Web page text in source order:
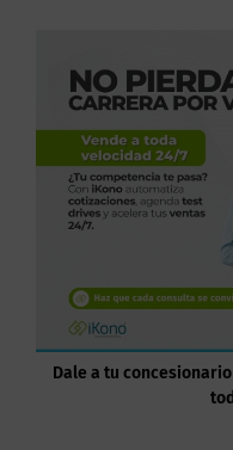
Dale a tu